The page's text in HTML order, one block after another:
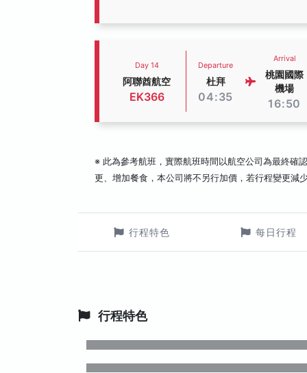
Day 14
阿聯酋航空
EK366
Departure
杜拜
04:35
Arrival
桃園國際
機場
16:50
※ 此為參考航班，實際航班時間以航空公司為最終確
更、增加餐食，本公司將不另行加價，若行程變更減
行程特色 每日行程
行程特色